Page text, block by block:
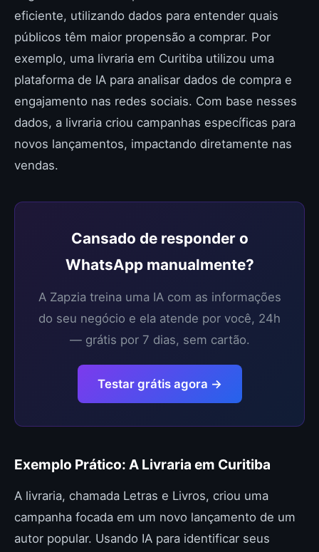
eficiente, utilizando dados para entender quais
públicos têm maior propensão a comprar. Por
exemplo, uma livraria em Curitiba utilizou uma
plataforma de IA para analisar dados de compra e
engajamento nas redes sociais. Com base nesses
dados, a livraria criou campanhas específicas para
novos lançamentos, impactando diretamente nas
vendas.
Cansado de responder o
WhatsApp manualmente?
A Zapzia treina uma IA com as informações
do seu negócio e ela atende por você, 24h
— grátis por 7 dias, sem cartão.
Testar grátis agora →
Exemplo Prático: A Livraria em Curitiba
A livraria, chamada Letras e Livros, criou uma
campanha focada em um novo lançamento de um
autor popular. Usando IA para identificar seus